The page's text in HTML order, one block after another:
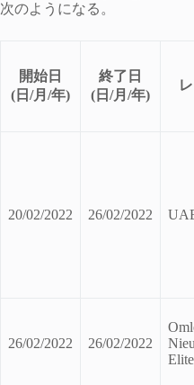
次のようになる。
開始日
(日/月/年)
終了日
(日/月/年)
20/02/2022 26/02/2022
26/02/2022 26/02/2022
Elite